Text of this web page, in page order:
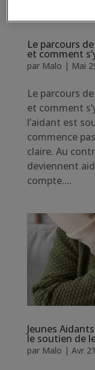
Le parcours
et comment
par Malo | Mai
Le parcours
et comment
l’aidant est
commence
claire. Au
deviennent
compte....
Jeunes
le soutien de
par Malo | Avr